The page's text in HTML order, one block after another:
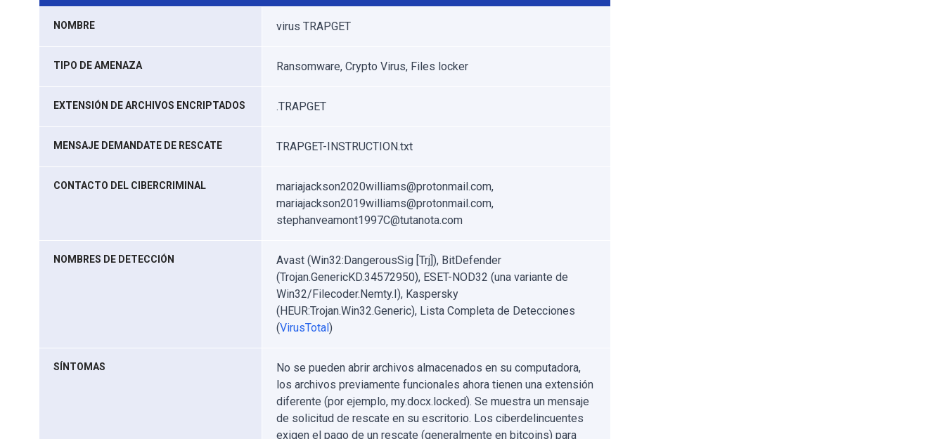
NOMBRE virus TRAPGET
TIPO DE AMENAZA Ransomware, Crypto Virus, Files locker
EXTENSIÓN DE ARCHIVOS ENCRIPTADOS .TRAPGET
MENSAJE DEMANDATE DE RESCATE TRAPGET-INSTRUCTION.txt
CONTACTO DEL CIBERCRIMINAL
mariajackson2020williams@protonmail.com,
mariajackson2019williams@protonmail.com,
stephanveamont1997C@tutanota.com
NOMBRES DE DETECCIÓN
Avast (Win32:DangerousSig [Trj]), BitDefender
(Trojan.GenericKD.34572950), ESET-NOD32 (una variante de
Win32/Filecoder.Nemty.I), Kaspersky
(HEUR:Trojan.Win32.Generic), Lista Completa de Detecciones
(VirusTotal)
SÍNTOMAS
No se pueden abrir archivos almacenados en su computadora,
los archivos previamente funcionales ahora tienen una extensión
diferente (por ejemplo, my.docx.locked). Se muestra un mensaje
de solicitud de rescate en su escritorio. Los ciberdelincuentes
exigen el pago de un rescate (generalmente en bitcoins) para